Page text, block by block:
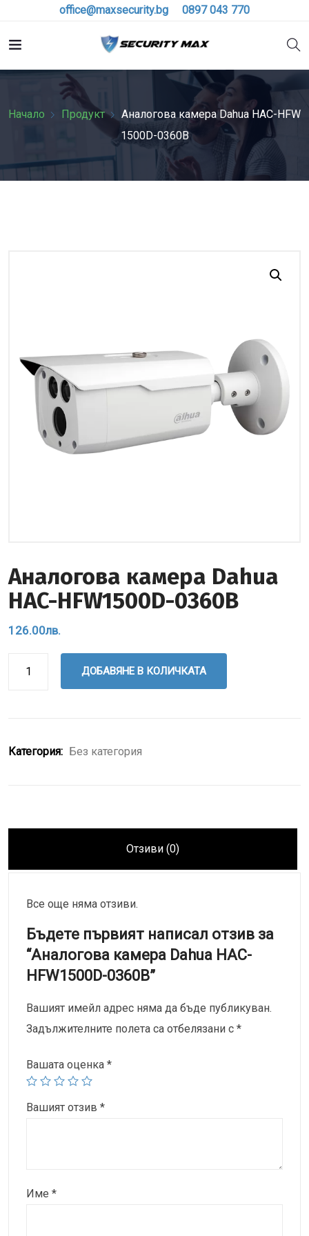
office@maxsecurity.bg 0897 043 770
Начало Продукт
Аналоговa камерa Dahua HAC-HFW
1500D-0360B
Аналоговa камерa Dahua
HAC-HFW1500D-0360B
126.00лв.
ДОБАВЯНЕ В КОЛИЧКАТА
Категория: Без категория
Отзиви (0)
Все още няма отзиви.
Бъдете първият написал отзив за
“Аналоговa камерa Dahua HAC-
HFW1500D-0360B”
Вашият имейл адрес няма да бъде публикуван.
Задължителните полета са отбелязани с *
Вашата оценка *
Вашият отзив *
Име *